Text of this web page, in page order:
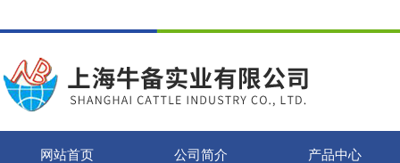
网站首页 公司简介 产品中心